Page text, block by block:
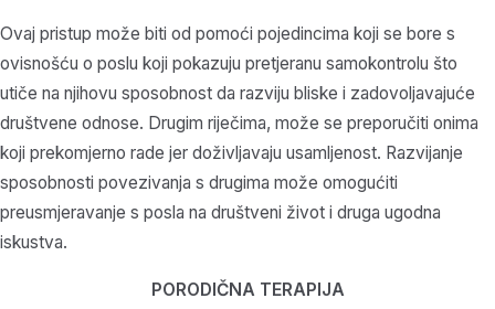
Ovaj pristup može biti od pomoći pojedincima koji se bore s
ovisnošću o poslu koji pokazuju pretjeranu samokontrolu što
utiče na njihovu sposobnost da razviju bliske i zadovoljavajuće
društvene odnose. Drugim riječima, može se preporučiti onima
koji prekomjerno rade jer doživljavaju usamljenost. Razvijanje
sposobnosti povezivanja s drugima može omogućiti
preusmjeravanje s posla na društveni život i druga ugodna
iskustva.
PORODIČNA TERAPIJA